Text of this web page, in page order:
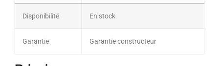
Disponibilité En stock
Garantie Garantie constructeur